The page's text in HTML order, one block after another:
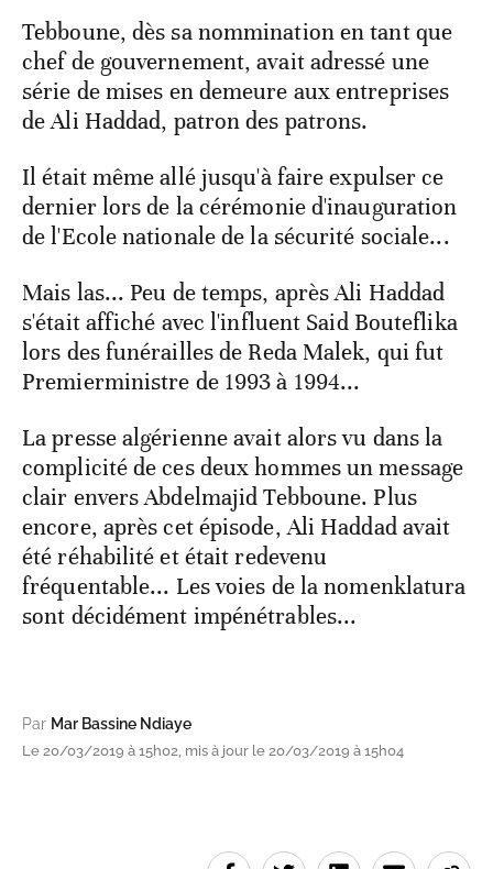
Tebboune, dès sa nommination en tant que
chef de gouvernement, avait adressé une
série de mises en demeure aux entreprises
de Ali Haddad, patron des patrons.
Il était même allé jusqu'à faire expulser ce
dernier lors de la cérémonie d'inauguration
de l'Ecole nationale de la sécurité sociale...
Mais las... Peu de temps, après Ali Haddad
s'était affiché avec l'influent Said Bouteflika
lors des funérailles de Reda Malek, qui fut
Premierministre de 1993 à 1994...
La presse algérienne avait alors vu dans la
complicité de ces deux hommes un message
clair envers Abdelmajid Tebboune. Plus
encore, après cet épisode, Ali Haddad avait
été réhabilité et était redevenu
fréquentable... Les voies de la nomenklatura
sont décidément impénétrables...
Par Mar Bassine Ndiaye
Le 20/03/2019 à 15h02, mis à jour le 20/03/2019 à 15h04